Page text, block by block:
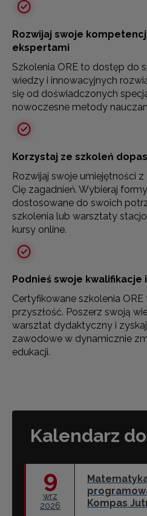
Kalendarz
9
wrz
2026
Kompas
Rozwijaj swoje
ekspertami
Szkolenia ORE to dostęp do
wiedzy i innowacyjnych
się od doświadczonych
nowoczesne metody
Korzystaj ze szkoleń
Rozwijaj swoje umiejętności
Cię zagadnień. Wybieraj
dostosowane do swoich
szkolenia lub warsztaty
kursy online.
Podnieś swoje kwalifikacje
Certyfikowane szkolenia
przyszłość. Poszerz swoją
warsztat dydaktyczny i
zawodowe w dynamicznie
edukacji.